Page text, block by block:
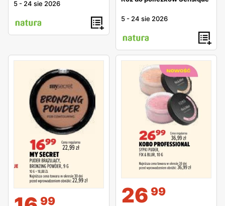
5 - 24 sie 2026
5 - 24 sie 2026
99 26 99